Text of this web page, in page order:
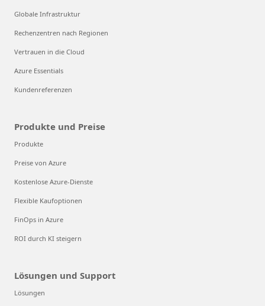
Globale Infrastruktur
Rechenzentren nach Regionen
Vertrauen in die Cloud
Azure Essentials
Kundenreferenzen
Produkte und Preise
Produkte
Preise von Azure
Kostenlose Azure-Dienste
Flexible Kaufoptionen
FinOps in Azure
ROI durch KI steigern
Lösungen und Support
Lösungen